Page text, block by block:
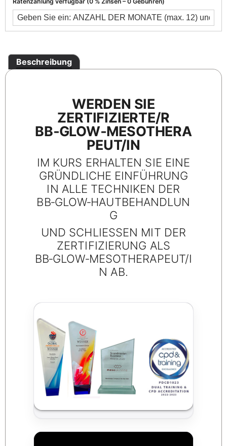
Beschreibung
WERDEN SIE
ZERTIFIZIERTE/R
BB‑GLOW‑MESOTHERA
PEUT/IN
IM KURS ERHALTEN SIE EINE
GRÜNDLICHE EINFÜHRUNG
IN ALLE TECHNIKEN DER
BB‑GLOW‑HAUTBEHANDLUN
G
UND SCHLIESSEN MIT DER
ZERTIFIZIERUNG ALS
BB‑GLOW‑MESOTHERAPEUT/I
N AB.